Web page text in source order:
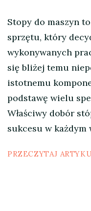
Stopy do maszyn
sprzętu, który
wykonywanych
się bliżej temu
istotnemu
podstawę wielu
Właściwy dobór
sukcesu w każdym
PRZECZYTAJ